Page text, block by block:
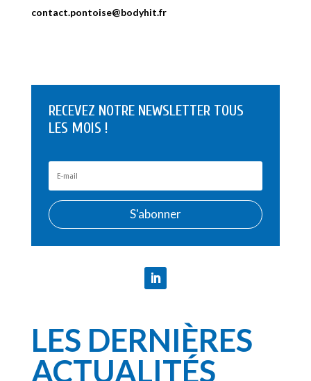
contact.pontoise@bodyhit.fr
RECEVEZ NOTRE NEWSLETTER TOUS
LES MOIS !
S'abonner
LES DERNIÈRES
ACTUALITÉS